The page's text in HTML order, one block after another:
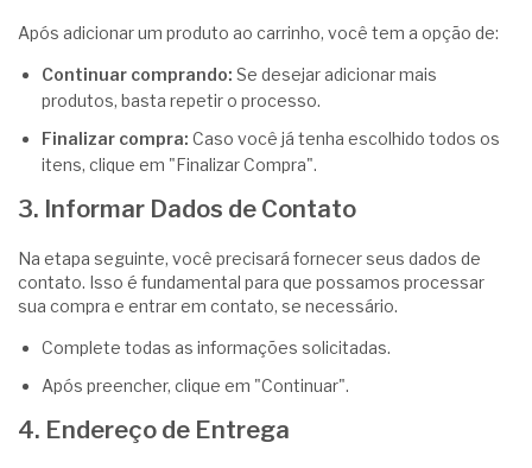
Após adicionar um produto ao carrinho, você tem a opção de:
Continuar comprando: Se desejar adicionar mais
produtos, basta repetir o processo.
Finalizar compra: Caso você já tenha escolhido todos os
itens, clique em "Finalizar Compra".
3. Informar Dados de Contato
Na etapa seguinte, você precisará fornecer seus dados de
contato. Isso é fundamental para que possamos processar
sua compra e entrar em contato, se necessário.
Complete todas as informações solicitadas.
Após preencher, clique em "Continuar".
4. Endereço de Entrega